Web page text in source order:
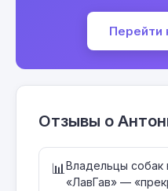
Перейти
Отзывы о
📊 Владельцы собак
«ЛавГав» —